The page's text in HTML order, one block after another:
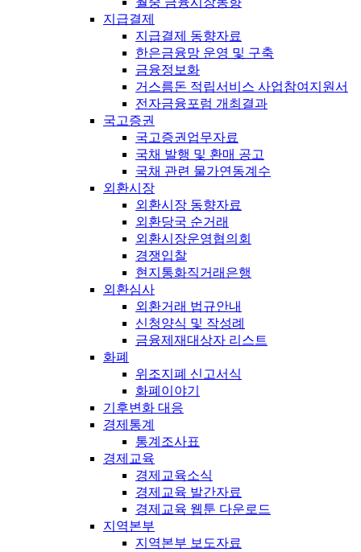
지급결제
지급결제 동향자료
한은금융망 운영 및 구축
금융정보화
거스름돈 적립서비스 사업참여지원서
전자금융포럼 개최결과
국고증권
국고증권업무자료
국채 발행 및 환매 공고
국채 관련 물가연동계수
외환시장
외환시장 동향자료
외환당국 순거래
외환시장운영협의회
경쟁입찰
현지통화직거래은행
외환심사
외환거래 법규안내
신청양식 및 작성례
금융제재대상자 리스트
화폐
위조지폐 신고서식
화폐이야기
기후변화 대응
경제통계
통계조사표
경제교육
경제교육소식
경제교육 발간자료
경제교육 웹툰 다운로드
지역본부
지역본부 보도자료